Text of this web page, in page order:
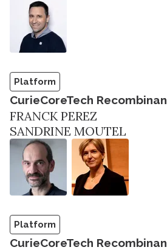
Platform
CurieCoreTech
FRANCK PEREZ
SANDRINE MOUTEL
Platform
CurieCoreTech